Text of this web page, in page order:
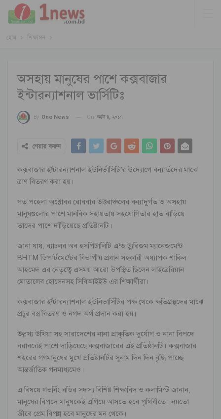
হোম শিক্ষাঙ্গন
অসহায় মানুষের পাশে কক্সবাজার
ইন্টারন্যাশনাল ভার্সিটিঃ
By One News On অক্টো ৪, ২০১৭
শেয়ার করুন
কক্সবাজার ইন্টারন্যাশনাল ইউনির্ভাসিটি’র উদ্যোগে বন্যার্তদের মাঝে
ত্রাণ বিতরণ করা হয়।
গত পহেলা অক্টোবর রোববার উত্তরাঞ্চলের বন্যাদুর্গত ও অসহায়
মানুষগুলোর পাশে মানবিক সহায়তায় সহযোগিতার হাত বাড়িয়ে
তাদের পাশে দাঁড়িয়েছে প্রতিষ্টানটি।
জানা যায়, ব্যাচলর অব হসপিটালিটি এন্ড ট্যুরিজম ম্যানেজমেন্ট
BHTM ডিপার্টমেন্টের বিভাগীয় প্রধান সহকারী অধ্যাপক শাকিল
আহমেদ এর নেতৃত্বে এসময় আরো উপস্থিত ছিলেন লাইব্রেরিয়ান
মোতালেব হোসেনসহ সিবিআইইউ এর শিক্ষার্থীরা।
কক্সবাজার ইন্টারন্যাশনাল ইউনিভার্সিটির পক্ষ থেকে ক্ষতিগ্রস্থদের মাঝে
প্রচুর বস্ত্র বিতরণ ও নগদ অর্থ প্রদান করা হয়।
উল্লখ্য উখিয়া সহ সারাদেশের নানা প্রাকৃতিক দুর্যোগ ও নানা বিপদে
বরাবরেই পাশে দাড়িয়েছে কক্সবাজারের এই প্রতিষ্ঠানটি। কক্সবাজার
শহরের গণমানুষের মুখে প্রতিষ্টানটির সুনাম দিন দিন বৃদ্ধি পাচ্ছে
আন্তর্জাতিক গনমাধ্যমেও।
এ বিষয়ে গভর্নিং বডির সদস্য বিশিষ্ট শিক্ষাবিদ ও কলামিস্ট জানান,
মানুষের বিপদে মানুষকেই এগিয়ে আসতে হবে পৃথিবীতে। নয়তো
জীবে প্রেম বিপন্ন হবে মানুষের মন থেকে।